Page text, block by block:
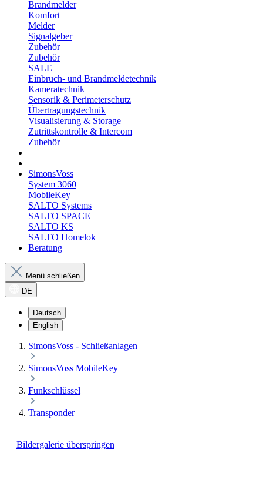
Brandmelder
Komfort
Melder
Signalgeber
Zubehör
Zubehör
SALE
Einbruch- und Brandmeldetechnik
Kameratechnik
Sensorik & Perimeterschutz
Übertragungstechnik
Visualisierung & Storage
Zutrittskontrolle & Intercom
Zubehör
SimonsVoss
System 3060
MobileKey
SALTO Systems
SALTO SPACE
SALTO KS
SALTO Homelok
Beratung
Menü schließen
DE
Deutsch
English
SimonsVoss - Schließanlagen
SimonsVoss MobileKey
Funkschlüssel
Transponder
Bildergalerie überspringen